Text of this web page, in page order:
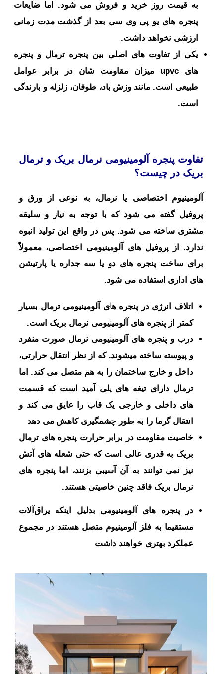
به قیمت روز خرید و فروش می شود. اما ضایعات
پنجره های یو پی وی سی بعد از گذشت مدت زمانی
ارزشی نخواهد داشت.
یکی از تفاوت‌ های اصلی بین پنجره ترمال و پنجره
‌های upvc میزان مقاومت شان در برابر عوامل
طبیعی است. مانند وزش باد، طوفان، زلزله و بارندگی
است.
تفاوت پنجره آلومینیومی نرمال بریک و ترمال
بریک در چیست؟
آلومینیوم اختصاصی یا نرمال، به نوعی از ورق و
پروفیل گفته می ‌شود که با توجه به نیاز و سلیقه
مشتری ساخته می‌ شود. پس در واقع این تولید انبوه
ندارد. از پروفیل ‌های آلومینیومی اختصاصی، معمولاً
برای ساخت پنجره ‌های دو یا سه جداره یا پارتیشن
‌های اداری استفاده می‌ شود.
اتلاف انرژی در پنجره های آلومینیومی ترمال بسیار
کمتر از پنجره های آلومینیومی نرمال بریک است.
درب و پنجره های آلومینیومی نرمال صورت منفرد
و پیوسته ساخته میشوند. که از نظر انتقال حرارتی،
داخل و خارج ساختمان را به هم متصل می کند. اما
ترمال دارای تیغه های پلی آمید است که قسمت
های داخلی و خارجی یک قاب را عایق می کند و
انتقال گرما را به طور چشمگیری کاهش می دهد
خاصیت مقاومت در برابر حرارت پنجره های ترمال
بریک به قدری عالی است که حتی شعله های آتش
نیز نمی توانند به آن آسیبی بزنند، اما پنجره های
نرمال بریک فاقد چنین خاصیتی هستند.
در پنجره های آلومینیومی بدلیل اینکه يراق‌آلات
مستقيما به فلز آلومينيوم متصل هستند در مجموع
عملکرد بهتری خواهند داشت